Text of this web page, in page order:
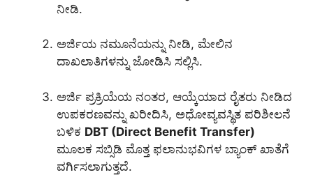
ನೀಡಿ.
ಅರ್ಜಿಯ ನಮೂನೆಯನ್ನು ನೀಡಿ, ಮೇಲಿನ
ದಾಖಲಾತಿಗಳನ್ನು ಜೋಡಿಸಿ ಸಲ್ಲಿಸಿ.
ಅರ್ಜಿ ಪ್ರಕ್ರಿಯೆಯ ನಂತರ, ಆಯ್ಕೆಯಾದ ರೈತರು ನೀಡಿದ
ಉಪಕರಣವನ್ನು ಖರೀದಿಸಿ, ಅಧೋವ್ಯವಸ್ಥಿತ ಪರಿಶೀಲನೆ
ಬಳಿಕ DBT (Direct Benefit Transfer)
ಮೂಲಕ ಸಬ್ಸಿಡಿ ಮೊತ್ತ ಫಲಾನುಭವಿಗಳ ಬ್ಯಾಂಕ್ ಖಾತೆಗೆ
ವರ್ಗಿಸಲಾಗುತ್ತದೆ.